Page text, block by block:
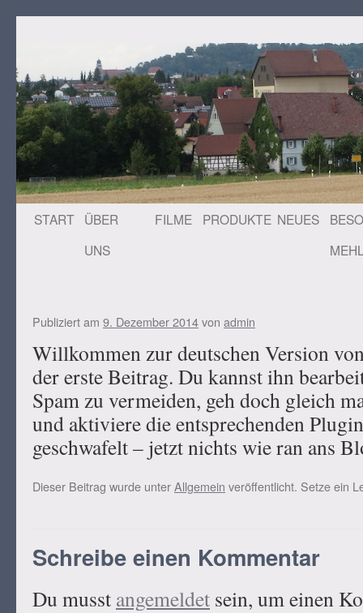
Zum
START ÜBER
UNS
FILME PRODUKTE NEUES
Publiziert am 9. Dezember 2014von admin
Willkommen zur deutschen Version
der erste Beitrag. Du kannst ihn
Spam zu vermeiden, geh doch gleich
und aktiviere die entsprechenden
geschwafelt – jetzt nichts wie ran ans
Dieser Beitrag wurde unterAllgemein veröffentlicht. Setze ein
Schreibe einen Kommentar
Du musst angemeldet sein, um einen